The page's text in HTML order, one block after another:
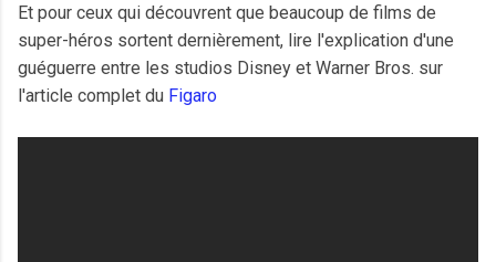
Et pour ceux qui découvrent que beaucoup de films de
super-héros sortent dernièrement, lire l'explication d'une
guéguerre entre les studios Disney et Warner Bros. sur
l'article complet du Figaro